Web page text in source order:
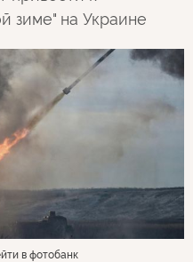
зиме" на Украине
в фотобанк